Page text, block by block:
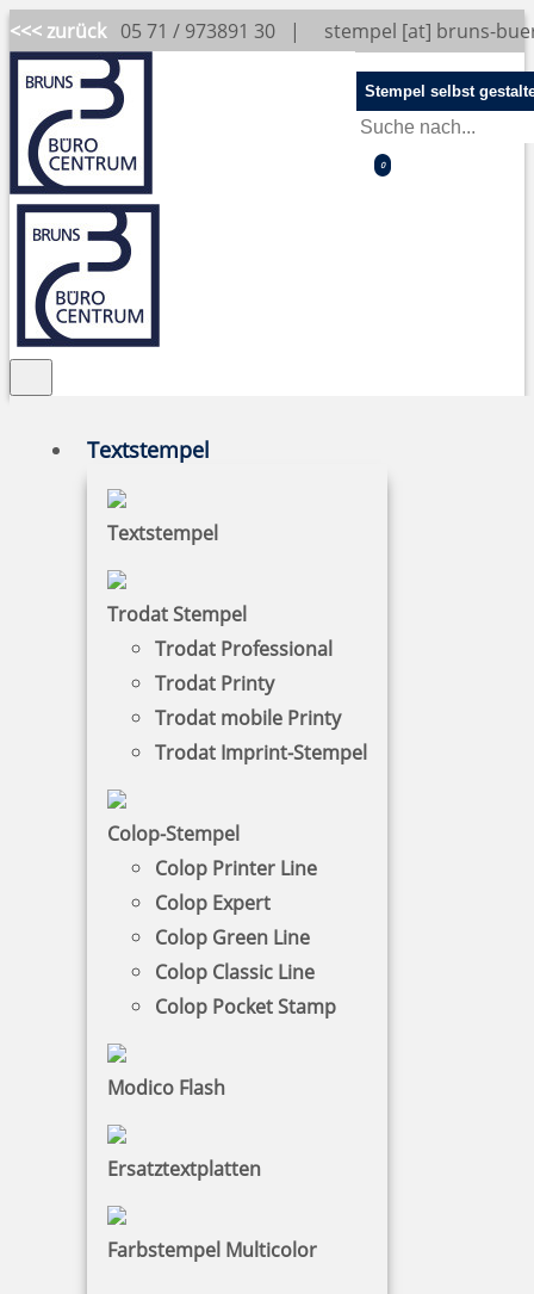
<<< zurück 05 71 / 973891 30 | stempel [at] bruns-
Stempel selbst
0
Textstempel
Textstempel
Trodat Stempel
Trodat Professional
Trodat Printy
Trodat mobile Printy
Trodat Imprint-Stempel
Colop-Stempel
Colop Printer Line
Colop Expert
Colop Green Line
Colop Classic Line
Colop Pocket Stamp
Modico Flash
Ersatztextplatten
Farbstempel Multicolor
Colop-Stempel
Der COLOP Textstempel hat viele
verschiedene Einsatzgebiete, zum Beispiel ist
er für das Büro oder im privaten Bereich sehr
gut geeignet.
€-
€+
COLOP-STEMPEL - KATEGORIEN
Colop Printer Line